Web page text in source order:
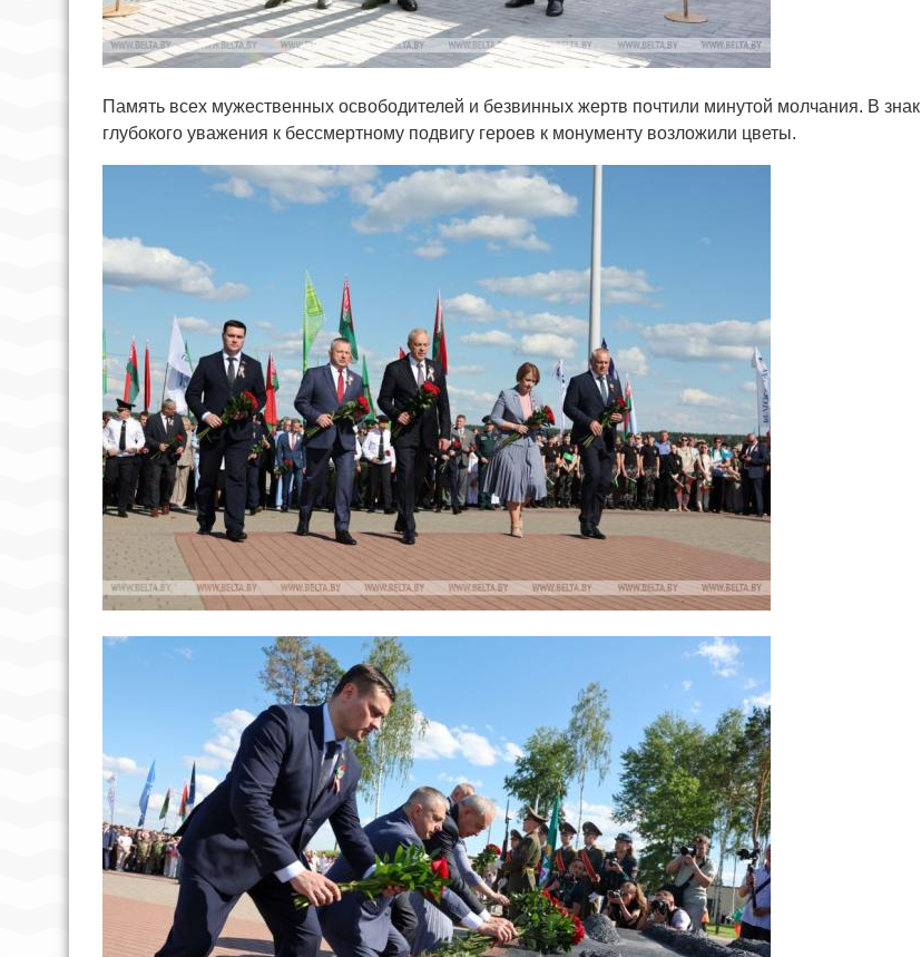
Память всех мужественных освободителей и безвинных жертв почтили минутой молчания. В знак
глубокого уважения к бессмертному подвигу героев к монументу возложили цветы.